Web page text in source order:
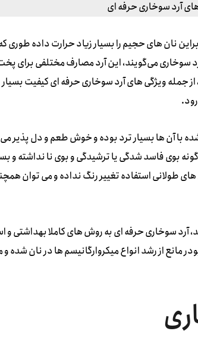
نان های حجیم را بسیار زیاد حرارت داده طوری
می‌گویند، این آرد مصارف مختلفی برای پخت
جمله ویژگی های آرد سوخاری حرفه ای کیفیت
با آن ها بسیار ترد بوده و خوش طعم و دل پذیر می
بوی فاسد شدگی یا ترشیدگی و بوی نا نداشته و
طولانی استفاده تغییر رنگ نداده و می توان
سوخاری حرفه ای به روش های کاملا بهداشتی و
مانع از رشد انواع میکروارگانیسم ها در نان